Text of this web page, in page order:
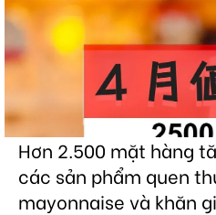
Hơn 2.500 mặt hàng
các sản phẩm quen
mayonnaise và khăn